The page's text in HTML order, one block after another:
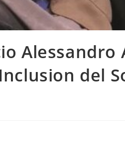
Alessandro
del